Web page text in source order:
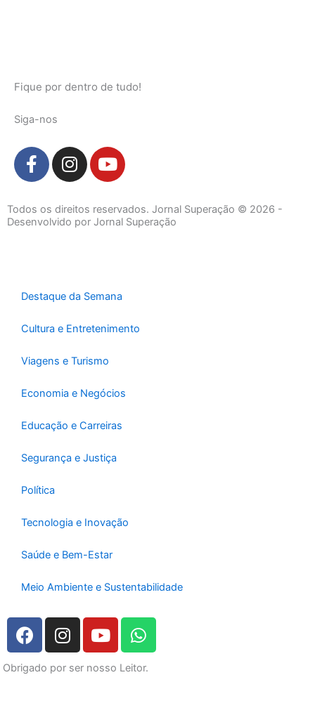
Fique por dentro de tudo!
Siga-nos
F
a
e
b
-
I
n
t
a
m
Y
o
t
u
Todos os direitos reservados. Jornal Superação © 2026 -
Desenvolvido por Jornal Superação
Destaque da Semana
Cultura e Entretenimento
Viagens e Turismo
Economia e Negócios
Educação e Carreiras
Segurança e Justiça
Política
Tecnologia e Inovação
Saúde e Bem-Estar
Meio Ambiente e Sustentabilidade
F
a
c
e
I
n
s
t
Y
o
u
t
W
h
a
t
Obrigado por ser nosso Leitor.